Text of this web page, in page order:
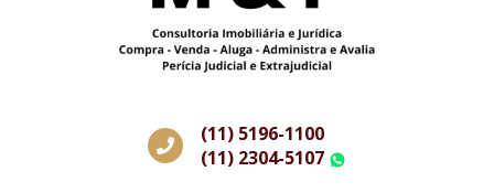
(11) 5196-1100
(11) 2304-5107